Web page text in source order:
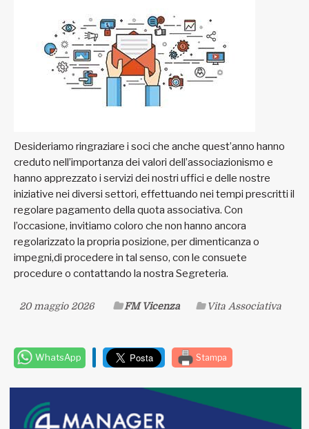
Desideriamo ringraziare i soci che anche quest’anno hanno
creduto nell’importanza dei valori dell’associazionismo e
hanno apprezzato i servizi dei nostri uffici e delle nostre
iniziative nei diversi settori, effettuando nei tempi prescritti il
regolare pagamento della quota associativa. Con
l’occasione, invitiamo coloro che non hanno ancora
regolarizzato la propria posizione, per dimenticanza o
impegni,di procedere in tal senso, con le consuete
procedure o contattando la nostra Segreteria.
20 maggio 2026 FM Vicenza Vita Associativa
WhatsApp Stampa